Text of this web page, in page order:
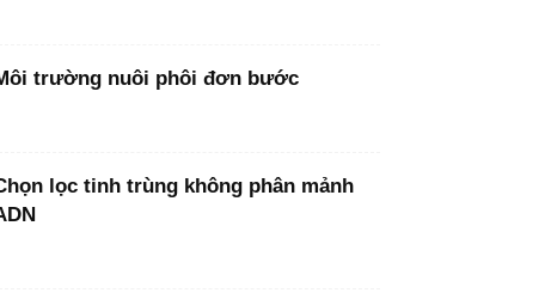
trường nuôi phôi đơn bước
lọc tinh trùng không phân mảnh